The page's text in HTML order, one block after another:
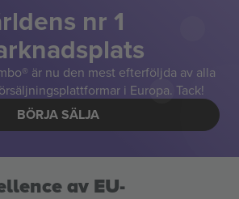
nr 1
är nu den mest efterföljda av alla
i Europa. Tack!
BÖRJA SÄLJA
av EU-